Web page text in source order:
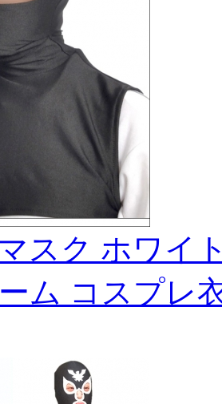
スク ホワイ
ム コスプレ